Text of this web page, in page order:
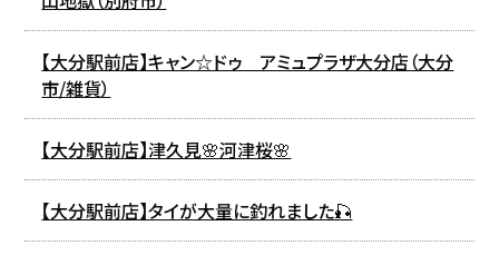
【大分駅前店】キャン☆ドゥ アミュプラザ大分店（大分
市/雑貨）
【大分駅前店】津久見🌸河津桜🌸
【大分駅前店】タイが大量に釣れました🎣